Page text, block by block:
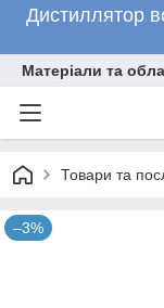
Дистиллятор
Матеріали та
Товари та
–3%